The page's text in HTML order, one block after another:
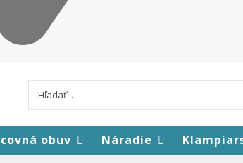
obuv Náradie